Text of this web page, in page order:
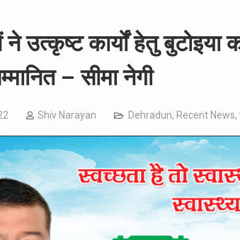
उत्कृष्ट कार्यों हेतु बुटोइया
– सीमा नेगी
Shiv Narayan Dehradun, Recent News,